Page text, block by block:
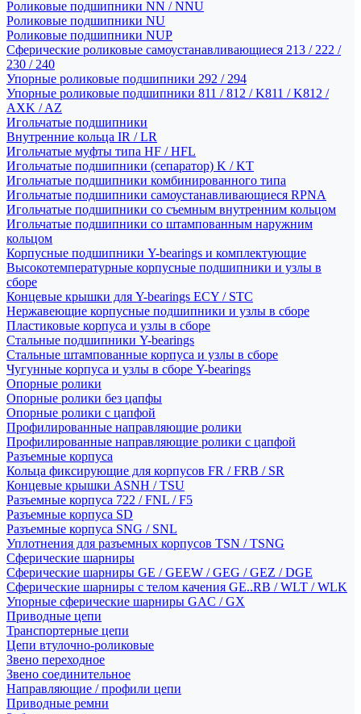
Роликовые подшипники NN / NNU
Роликовые подшипники NU
Роликовые подшипники NUP
Сферические роликовые самоустанавливающиеся 213 / 222 /
230 / 240
Упорные роликовые подшипники 292 / 294
Упорные роликовые подшипники 811 / 812 / K811 / K812 /
AXK / AZ
Игольчатые подшипники
Внутренние кольца IR / LR
Игольчатые муфты типа HF / HFL
Игольчатые подшипники (сепаратор) K / KT
Игольчатые подшипники комбинированного типа
Игольчатые подшипники самоустанавливающиеся RPNA
Игольчатые подшипники со съемным внутренним кольцом
Игольчатые подшипники со штампованным наружним
кольцом
Корпусные подшипники Y-bearings и комплектующие
Высокотемпературные корпусные подшипники и узлы в
сборе
Концевые крышки для Y-bearings ECY / STC
Нержавеющие корпусные подшипники и узлы в сборе
Пластиковые корпуса и узлы в сборе
Стальные подшипники Y-bearings
Стальные штампованные корпуса и узлы в сборе
Чугунные корпуса и узлы в сборе Y-bearings
Опорные ролики
Опорные ролики без цапфы
Опорные ролики с цапфой
Профилированные направляющие ролики
Профилированные направляющие ролики с цапфой
Разъемные корпуса
Кольца фиксирующие для корпусов FR / FRB / SR
Концевые крышки ASNH / TSU
Разъемные корпуса 722 / FNL / F5
Разъемные корпуса SD
Разъемные корпуса SNG / SNL
Уплотнения для разъемных корпусов TSN / TSNG
Сферические шарниры
Сферические шарниры GE / GEEW / GEG / GEZ / DGE
Сферические шарниры с телом качения GE..RB / WLT / WLK
Упорные сферические шарниры GAC / GX
Приводные цепи
Транспортерные цепи
Цепи втулочно-роликовые
Звено переходное
Звено соединительное
Направляющие / профили цепи
Приводные ремни